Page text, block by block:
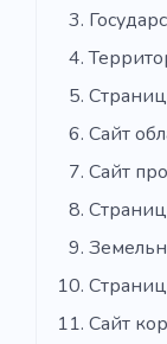
Сайт
Сайт
Сайт